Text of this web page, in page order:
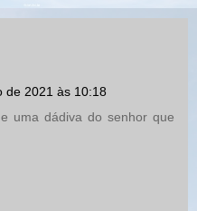
de 2021 às 10:18
uma dádiva do senhor que